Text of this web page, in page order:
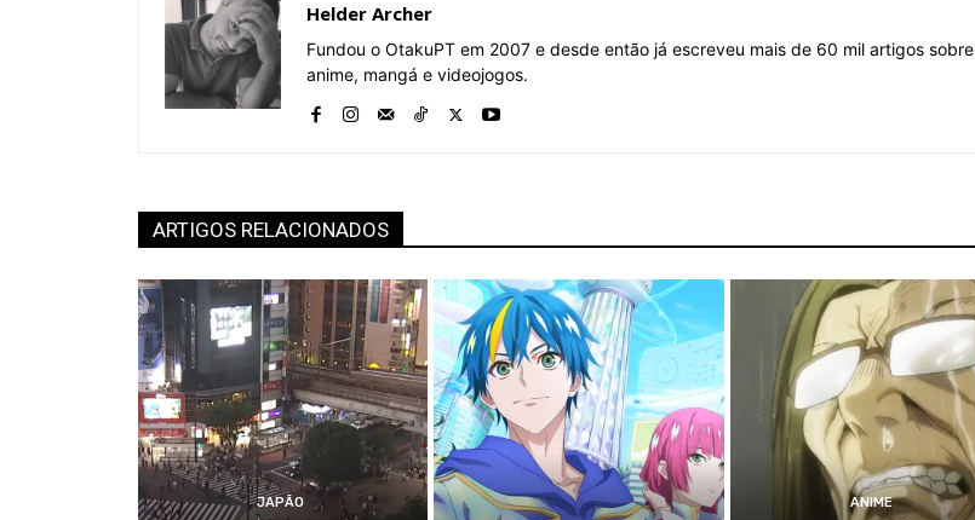
Helder Archer
Fundou o OtakuPT em 2007 e desde então já escreveu mais de 60 mil artigos sobre
anime, mangá e videojogos.
ARTIGOS RELACIONADOS
JAPÃO ANIME